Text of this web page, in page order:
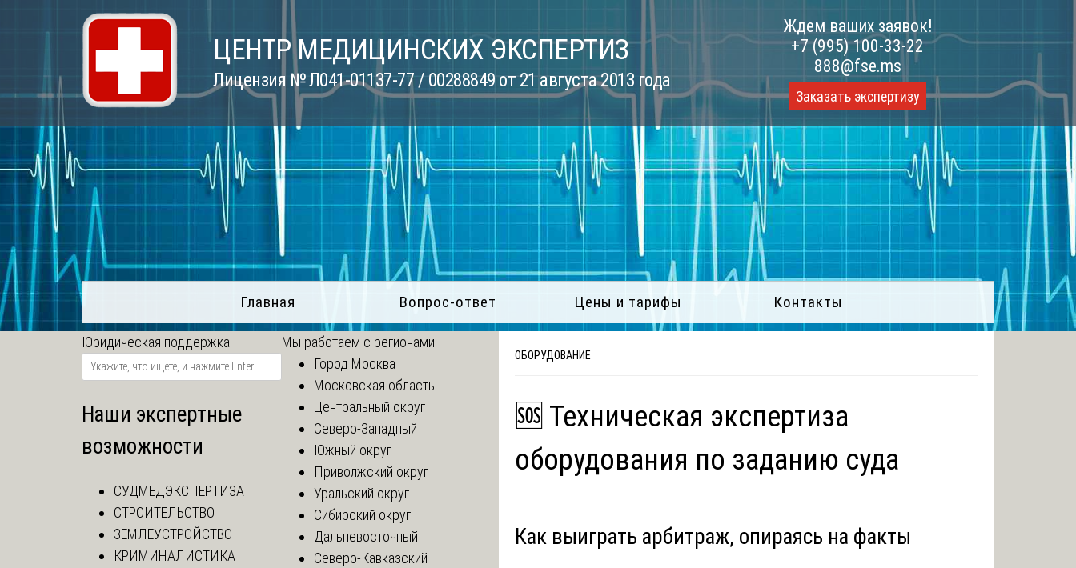
ЦЕНТР МЕДИЦИНСКИХ ЭКСПЕРТИЗ
Лицензия № Л041-01137-77 / 00288849 от 21 августа 2013 года
Ждем ваших заявок!
+7 (995) 100-33-22
888@fse.ms
Заказать экспертизу
Главная Вопрос-ответ Цены и тарифы Контакты
ОБОРУДОВАНИЕ
🆘 Техническая экспертиза
оборудования по заданию суда
Как выиграть арбитраж, опираясь на факты
Юридическая поддержка
Наши экспертные
возможности
СУДМЕДЭКСПЕРТИЗА
СТРОИТЕЛЬСТВО
ЗЕМЛЕУСТРОЙСТВО
КРИМИНАЛИСТИКА
Мы работаем с регионами
Город Москва
Московская область
Центральный округ
Северо-Западный
Южный округ
Приволжский округ
Уральский округ
Сибирский округ
Дальневосточный
Северо-Кавказский